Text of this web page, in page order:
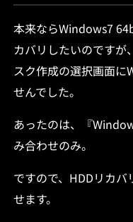
本来ならWindows7
カバリしたいのですが
スク作成の選択画面
せんでした。
あったのは、『
み合わせのみ。
ですので、HDDリカ
せます。